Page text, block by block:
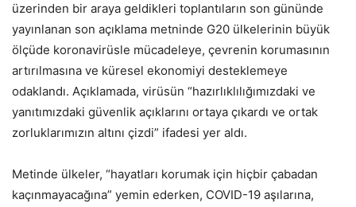
üzerinden bir araya geldikleri toplantıların son gününde
yayınlanan son açıklama metninde G20 ülkelerinin büyük
ölçüde koronavirüsle mücadeleye, çevrenin korumasının
artırılmasına ve küresel ekonomiyi desteklemeye
odaklandı. Açıklamada, virüsün “hazırlıklılığımızdaki ve
yanıtımızdaki güvenlik açıklarını ortaya çıkardı ve ortak
zorluklarımızın altını çizdi” ifadesi yer aldı.
Metinde ülkeler, “hayatları korumak için hiçbir çabadan
kaçınmayacağına” yemin ederken, COVID-19 aşılarına,